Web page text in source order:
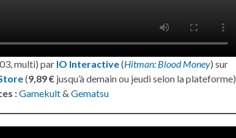
multi) par IO Interactive(Hitman: Blood Money) sur
(9,89 € jusqu’à demain ou jeudi selon la plateforme)
:Gamekult& Gematsu